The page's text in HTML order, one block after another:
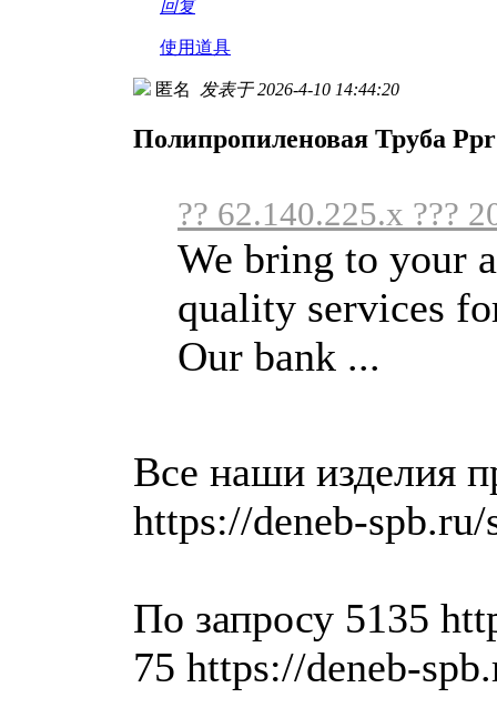
回复
使用道具
匿名 发表于 2026-4-10 14:44:20
Полипропиленовая Труба Ppr
?? 62.140.225.x ???
We bring to your
quality services
Our bank ...
Все наши изделия
https://deneb-spb.ru/
По запросу 5135
75 https://deneb-